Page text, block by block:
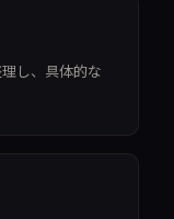
し、具体的な